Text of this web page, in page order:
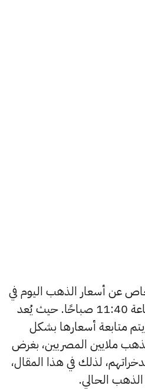
عن أسعار الذهب اليوم في
مصر الثلاثاء 19 مايو الساعة 11:40 صباحًا. حيث يُعد
متابعة أسعارها بشكل
ملايين المصريين، بغرض
لذلك في هذا المقال،
الحالي.